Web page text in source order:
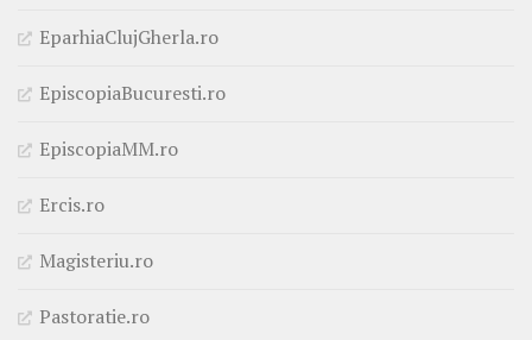
EparhiaClujGherla.ro
EpiscopiaBucuresti.ro
EpiscopiaMM.ro
Ercis.ro
Magisteriu.ro
Pastoratie.ro